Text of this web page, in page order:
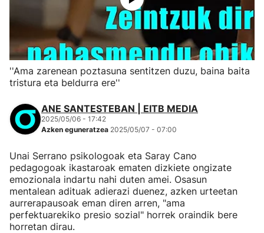
''Ama zarenean poztasuna sentitzen duzu, baina baita
tristura eta beldurra ere''
ANE SANTESTEBAN | EITB MEDIA
2025/05/06 - 17:42
Azken eguneratzea 2025/05/07 - 07:00
Unai Serrano psikologoak eta Saray Cano
pedagogoak ikastaroak ematen dizkiete ongizate
emozionala indartu nahi duten amei. Osasun
mentalean adituak adierazi duenez, azken urteetan
aurrerapausoak eman diren arren, "ama
perfektuarekiko presio sozial" horrek oraindik bere
horretan dirau.